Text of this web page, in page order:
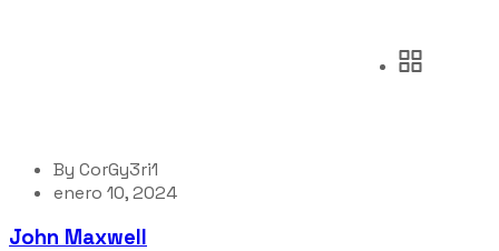
By CorGy3ri1
enero 10, 2024
John Maxwell